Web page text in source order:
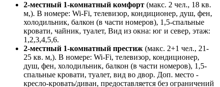
2-местный 1-комнатный комфорт (макс. 2 чел., 18 кв.
м,). В номере: Wi-Fi, телевизор, кондиционер, душ, фен,
холодильник, балкон (в части номеров), 1,5-спальные
кровати, чайник, туалет, Вид из окна: юг и север, этаж:
1,2,3,4,5,6.
2-местный 1-комнатный престиж (макс. 2+1 чел., 21-
25 кв. м,). В номере: Wi-Fi, телевизор, кондиционер,
душ, фен, холодильник, балкон (в части номеров), 1,5-
спальные кровати, туалет, вид во двор. Доп. место -
кресло-кровать/диван, предоставляется без ограничений